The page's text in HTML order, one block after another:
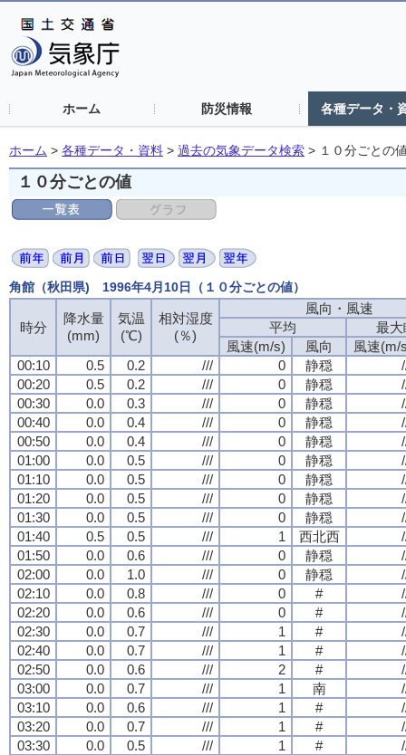
ホーム 防災情報 各種データ・
ホーム > 各種データ・資料 > 過去の気象データ検索 > １０分ごとの
１０分ごとの値
角館（秋田県) 1996年4月10日（１０分ごとの値）
時分
降水量
(mm)
気温
(℃)
相対湿度
(％)
風向・風速
平均
最大
風速(m/s)
風向
風速(m/
00:10
0.5 0.2 /// 0 静穏
00:20
0.5 0.2 /// 0 静穏
00:30
0.0 0.3 /// 0 静穏
00:40
0.0 0.4 /// 0 静穏
00:50
0.0 0.4 /// 0 静穏
01:00
0.0 0.5 /// 0 静穏
01:10
0.0 0.5 /// 0 静穏
01:20
0.0 0.5 /// 0 静穏
01:30
0.0 0.5 /// 0 静穏
01:40
0.5 0.5 /// 1 西北西
01:50
0.0 0.6 /// 0 静穏
02:00
0.0 1.0 /// 0 静穏
02:10
0.0 0.8 /// 0 #
02:20
0.0 0.6 /// 0 #
02:30
0.0 0.7 /// 1 #
02:40
0.0 0.7 /// 1 #
02:50
0.0 0.6 /// 2 #
03:00
0.0 0.7 /// 1 南
03:10
0.0 0.6 /// 1 #
03:20
0.0 0.7 /// 1 #
03:30
0.0 0.5 /// 1 #